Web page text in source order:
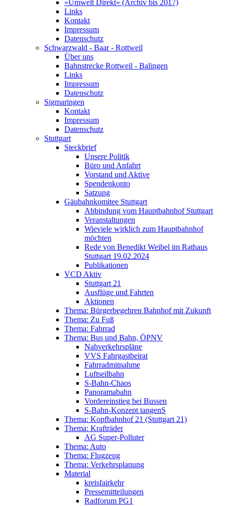
»Umwelt Direkt« (Archiv bis 2017)
Links
Kontakt
Impressum
Datenschutz
Schwarzwald - Baar - Rottweil
Über uns
Bahnstrecke Rottweil - Balingen
Links
Impressum
Datenschutz
Sigmaringen
Kontakt
Impressum
Datenschutz
Stuttgart
Steckbrief
Unsere Politik
Büro und Anfahrt
Vorstand und Aktive
Spendenkonto
Satzung
Gäubahnkomitee Stuttgart
Abbindung vom Hauptbahnhof Stuttgart
Veranstaltungen
Wieviele wirklich zum Hauptbahnhof
möchten
Rede von Benedikt Weibel im Rathaus
Stuttgart 19.02.2024
Publikationen
VCD Aktiv
Stuttgart 21
Ausflüge und Fahrten
Aktionen
Thema: Bürgerbegehren Bahnhof mit Zukunft
Thema: Zu Fuß
Thema: Fahrrad
Thema: Bus und Bahn, ÖPNV
Nahverkehrspläne
VVS Fahrgastbeirat
Fahrradmitnahme
Luftseilbahn
S-Bahn-Chaos
Panoramabahn
Vordereinstieg bei Bussen
S-Bahn-Konzept tangenS
Thema: Kopfbahnhof 21 (Stuttgart 21)
Thema: Krafträder
AG Super-Polluter
Thema: Auto
Thema: Flugzeug
Thema: Verkehrsplanung
Material
kreisfairkehr
Pressemitteilungen
Radforum PG1